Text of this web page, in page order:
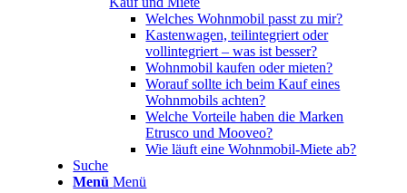
Welches Wohnmobil passt zu mir?
Kastenwagen, teilintegriert oder
vollintegriert – was ist besser?
Wohnmobil kaufen oder mieten?
Worauf sollte ich beim Kauf eines
Wohnmobils achten?
Welche Vorteile haben die Marken
Etrusco und Mooveo?
Wie läuft eine Wohnmobil-Miete ab?
Suche
Menü Menü